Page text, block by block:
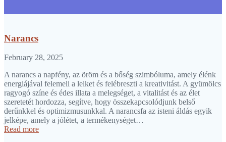
Narancs
February 28, 2025
A narancs a napfény, az öröm és a bőség szimbóluma, amely élénk
energiájával felemeli a lelket és felébreszti a kreativitást. A gyümölcs
ragyogó színe és édes illata a melegséget, a vitalitást és az élet
szeretetét hordozza, segítve, hogy összekapcsolódjunk belső
derűnkkel és optimizmusunkkal. A narancsfa az isteni áldás egyik
jelképe, amely a jólétet, a termékenységet…
Read more